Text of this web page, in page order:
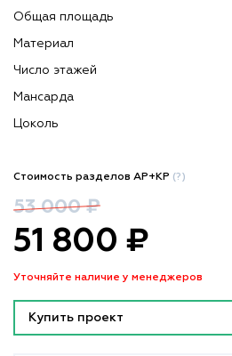
Общая площадь
Материал
Число этажей
Мансарда
Цоколь
Стоимость разделов АР+КР (?)
53 000 ₽
51 800 ₽
Уточняйте наличие у менеджеров
Купить проект